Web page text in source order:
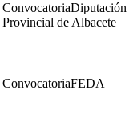
Diputación
Provincial de Albacete
FEDA